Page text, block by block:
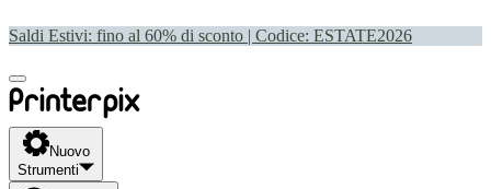
Saldi Estivi: fino al 60% di sconto | Codice: ESTATE2026
Nuovo
Strumenti